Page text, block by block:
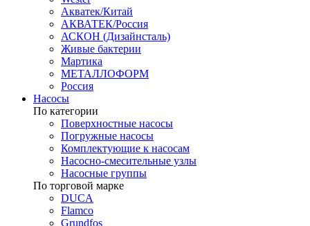
Акватек/Китай
АКВАТЕК/Россия
АСКОН (Дизайнсталь)
Живые бактерии
Мартика
МЕТАЛЛОФОРМ
Россия
Насосы
По категории
Поверхностные насосы
Погружные насосы
Комплектующие к насосам
Насосно-смесительные узлы
Насосные группы
По торговой марке
DUCA
Flamco
Grundfos